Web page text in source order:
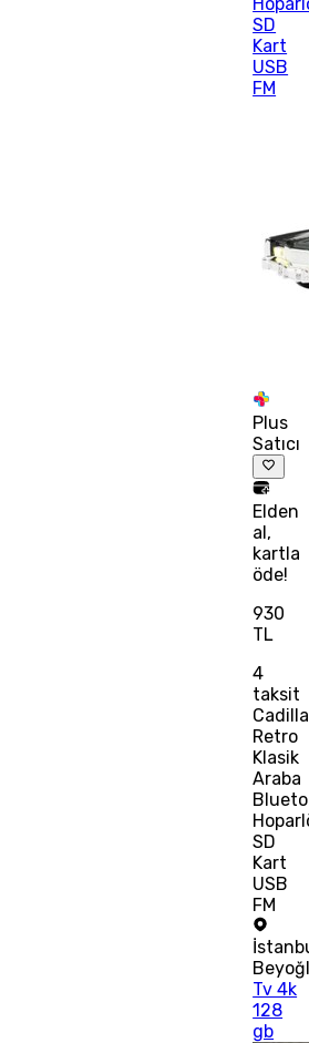
SD
Kart
USB
FM
Plus
Satıcı
Elden
al,
kartla
öde!
930
TL
4
taksit
Retro
Klasik
Araba
SD
Kart
USB
FM
Tv 4k
128
gb